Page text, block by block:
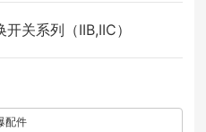
关系列（IIB,IIC）
配件